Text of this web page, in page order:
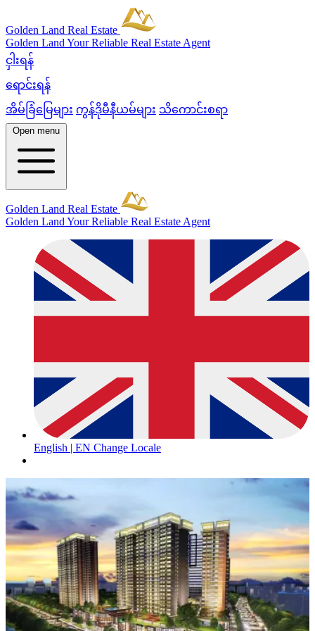
Golden Land Real Estate
Golden Land Your Reliable Real Estate Agent
ငှါးရန်
ရောင်းရန်
အိမ်ခြံမြေများ ကွန်ဒိုမီနီယမ်များ သိကောင်းစရာ
Open menu
Golden Land Real Estate
Golden Land Your Reliable Real Estate Agent
English | EN Change Locale